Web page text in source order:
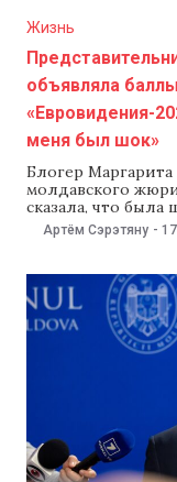
Жизнь
объявляла
«Евровидения-
меня был шок»
Блогер
молдавского
сказала, что
низким баллом
узнала
Маргарита Друцэ
сетях. «Когда я
Артём Сэрэтяну -